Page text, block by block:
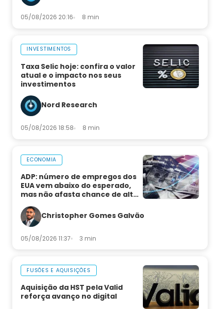
05/08/2026 20:16 8 min
INVESTIMENTOS
Taxa Selic hoje: confira o valor
atual e o impacto nos seus
investimentos
Nord Research
05/08/2026 18:58 8 min
ECONOMIA
ADP: número de empregos dos
EUA vem abaixo do esperado,
mas não afasta chance de alta
Christopher Gomes Galvão
05/08/2026 11:37 3 min
FUSÕES E AQUISIÇÕES
Aquisição da HST pela Valid
reforça avanço no digital